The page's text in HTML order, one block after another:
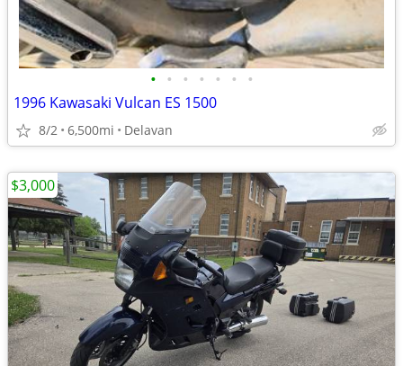
• • • • • • •
1996 Kawasaki Vulcan ES 1500
8/2 6,500mi Delavan
$3,000